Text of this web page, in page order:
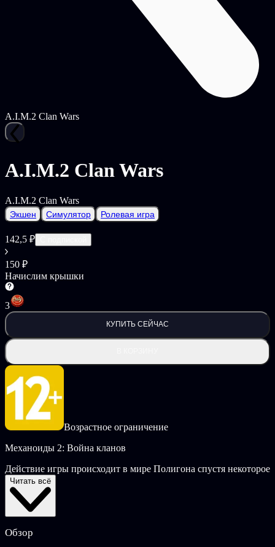
A.I.M.2 Clan Wars
A.I.M.2 Clan Wars
A.I.M.2 Clan Wars
Экшен Симулятор Ролевая игра
142,5 ₽
150 ₽
Начислим крышки
3
КУПИТЬ СЕЙЧАС
Возрастное ограничение
Механоиды 2: Война кланов
Действие игры происходит в мире Полигона спустя некоторое
время после завершения миссии игрока в первой части. Исчез
контроль Супера, и механоидам стали доступны новые
сектора, новые возможности. После Реформации — процесса,
к которому, как думают Считающие, приложил силы сам
кланы исчезли. Ушли в небытие их примитивные цели.
Читать всё
Обзор